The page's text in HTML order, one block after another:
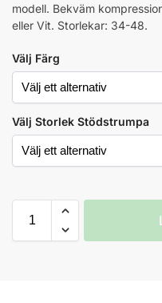
modell. Bekväm
eller Vit. Storlekar: 34-48.
Välj Färg
Välj Storlek Stödstrumpa